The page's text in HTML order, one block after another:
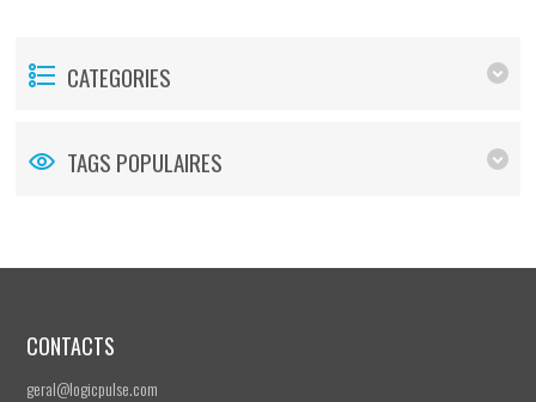
CATEGORIES
TAGS POPULAIRES
CONTACTS
geral@logicpulse.com